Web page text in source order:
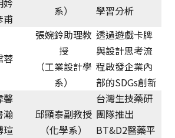
妗
甫
系）
學習分析
蓉
張婉鈴助理教
授
（工業設計學
系）
透過遊戲卡牌
與設計思考流
程啟發企業內
部的SDGs創新
馨
瀚
瑄
邱顯泰副教授
（化學系）
台灣生技藥研
團隊推出
BT&D2醫藥平